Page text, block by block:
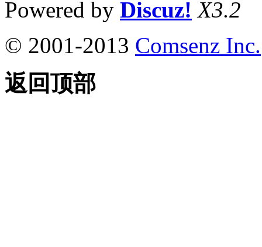
Powered by Discuz! X3.2
© 2001-2013 Comsenz Inc.
返回顶部